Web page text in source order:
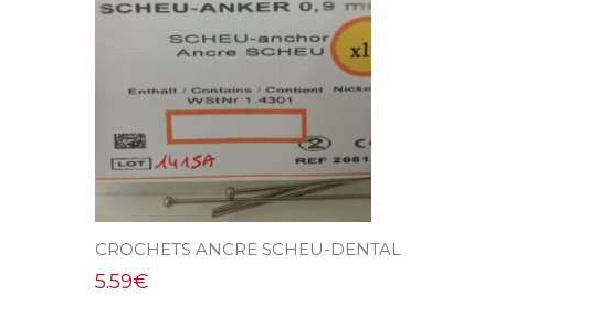
CROCHETS ANCRE SCHEU-DENTAL
5.59€